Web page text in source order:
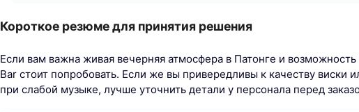
Короткое резюме для принятия решения
Если вам важна живая вечерняя атмосфера в Патонге и
Bar стоит попробовать. Если же вы привередливы к качеству виски
при слабой музыке, лучше уточнить детали у персонала перед